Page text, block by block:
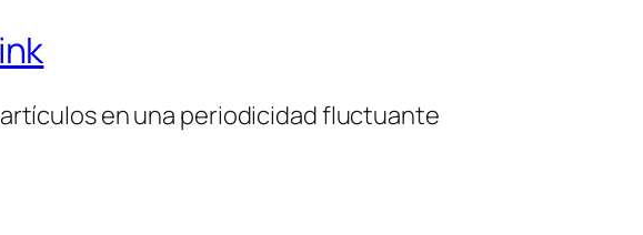
en una periodicidad fluctuante